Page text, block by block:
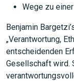
Wege zu
Benjamin
„Verantwortung,
entscheidenden
Gesellschaft wird.